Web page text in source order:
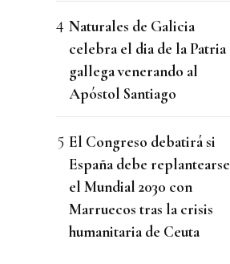
Naturales de Galicia
celebra el dia de la Patria
gallega venerando al
Apóstol Santiago
El Congreso debatirá si
España debe replantearse
el Mundial 2030 con
Marruecos tras la crisis
humanitaria de Ceuta